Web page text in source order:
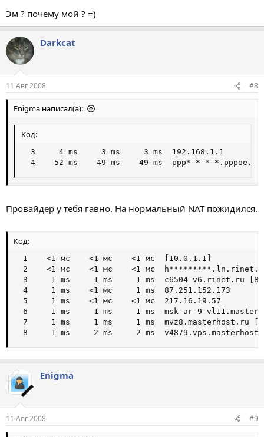
Эм ? почему мой ? =)
Darkcat
11 Авг 2008 #8
Enigma написал(а):
Код:
  3     4 ms     3 ms     3 ms  192.168.1.1
4    52 ms    49 ms    49 ms  ppp*-*-*-
Провайдер у тебя гавно. На нормальный NAT пожидился.
Код:
  1    <1 мс    <1 мс    <1 мс  [10.0.1.1]
2    <1 мс    <1 мс    <1 мс
3     1 ms     1 ms     1 ms  c6504-v6.rinet.ru
  4     1 ms    <1 мс     1 ms  87.251.152.173
  5     1 ms    <1 мс    <1 мс  217.16.19.57
6     1 ms     1 ms     1 ms  msk-ar-9-
7     1 ms     1 ms     1 ms  mvz8.masterhost.ru
8     1 ms     2 ms     2 ms
Enigma
11 Авг 2008 #9